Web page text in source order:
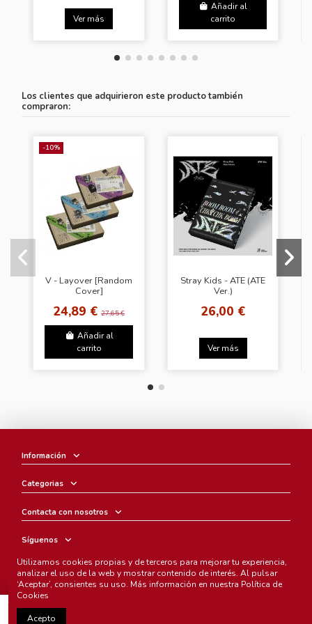
Ver más
Añadir al
carrito
Los clientes que adquirieron este producto también
compraron:
-10%
V - Layover [Random
Cover]
24,89 €27,65 €
Añadir al
carrito
Stray Kids - ATE (ATE
Ver.)
26,00 €
Ver más
Información
Categorias
Contacta con nosotros
Síguenos
Boletín
Chunichi Comics
Utilizamos cookies propias y de terceros para mejorar tu experiencia,
analizar el uso de la web y mostrar contenido de interés. Al pulsar
‘Aceptar’, consientes su uso. Más información en nuestra Política de
Cookies
Acepto